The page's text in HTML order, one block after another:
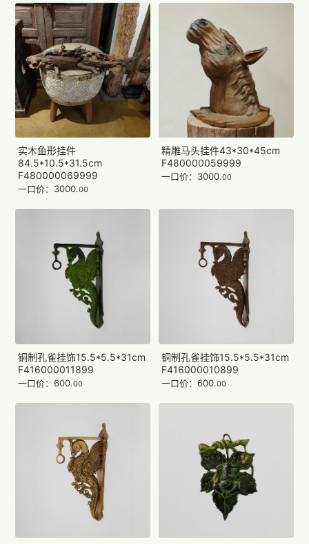
实木鱼形挂件
84.5*10.5*31.5cm
F480000069999
一口价：3000.00
精雕马头挂件43*30*45cm
F480000059999
一口价：3000.00
铜制孔雀挂饰15.5*5.5*31cm
F416000011899
一口价：600.00
铜制孔雀挂饰15.5*5.5*31cm
F416000010899
一口价：600.00